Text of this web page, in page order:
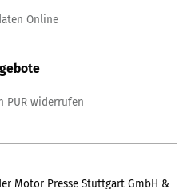
Online
PUR widerrufen
Motor Presse Stuttgart GmbH &